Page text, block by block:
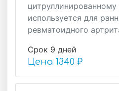
цитруллинированному
используется для
ревматоидного
Срок 9 дней
Цена 1340 ₽